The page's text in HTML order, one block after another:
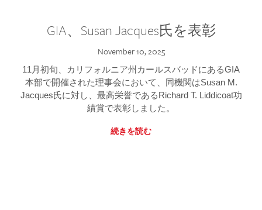
GIA、Susan Jacques氏を表彰
November 10, 2025
11月初旬、カリフォルニア州カールスバッドにあるGIA
本部で開催された理事会において、同機関はSusan M.
Jacques氏に対し、最高栄誉であるRichard T. Liddicoat功
績賞で表彰しました。
続きを読む